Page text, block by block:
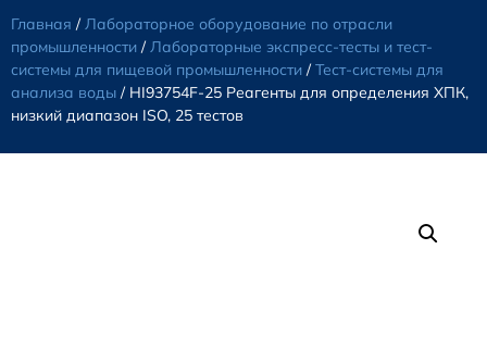
Главная /Лабораторное оборудование по отрасли
промышленности /Лабораторные экспресс-тесты и тест-
системы для пищевой промышленности /Тест-системы для
анализа воды / HI93754F-25 Реагенты для определения ХПК,
низкий диапазон ISO, 25 тестов